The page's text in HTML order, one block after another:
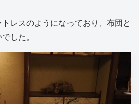
レスのようになっており、布団と
した。